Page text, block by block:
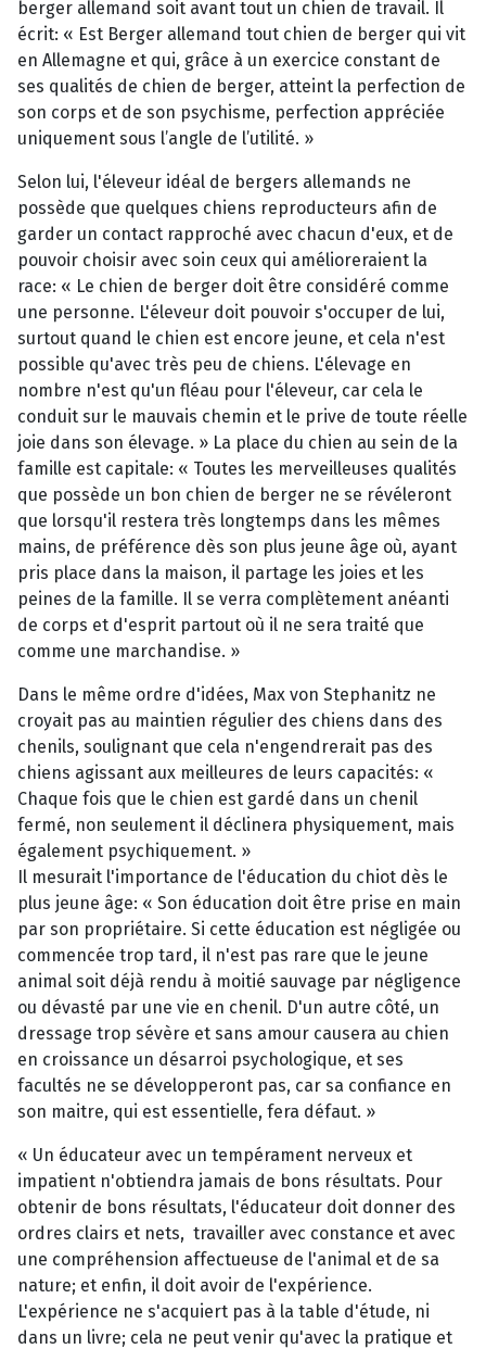
berger allemand soit avant tout un chien de travail. Il
écrit: « Est Berger allemand tout chien de berger qui vit
en Allemagne et qui, grâce à un exercice constant de
ses qualités de chien de berger, atteint la perfection de
son corps et de son psychisme, perfection appréciée
uniquement sous l’angle de l’utilité. »
Selon lui, l'éleveur idéal de bergers allemands ne
possède que quelques chiens reproducteurs afin de
garder un contact rapproché avec chacun d'eux, et de
pouvoir choisir avec soin ceux qui amélioreraient la
race: « Le chien de berger doit être considéré comme
une personne. L'éleveur doit pouvoir s'occuper de lui,
surtout quand le chien est encore jeune, et cela n'est
possible qu'avec très peu de chiens. L'élevage en
nombre n'est qu'un fléau pour l'éleveur, car cela le
conduit sur le mauvais chemin et le prive de toute réelle
joie dans son élevage. » La place du chien au sein de la
famille est capitale: « Toutes les merveilleuses qualités
que possède un bon chien de berger ne se révéleront
que lorsqu'il restera très longtemps dans les mêmes
mains, de préférence dès son plus jeune âge où, ayant
pris place dans la maison, il partage les joies et les
peines de la famille. Il se verra complètement anéanti
de corps et d'esprit partout où il ne sera traité que
comme une marchandise. »
Dans le même ordre d'idées, Max von Stephanitz ne
croyait pas au maintien régulier des chiens dans des
chenils, soulignant que cela n'engendrerait pas des
chiens agissant aux meilleures de leurs capacités: «
Chaque fois que le chien est gardé dans un chenil
fermé, non seulement il déclinera physiquement, mais
également psychiquement. »
Il mesurait l'importance de l'éducation du chiot dès le
plus jeune âge: « Son éducation doit être prise en main
par son propriétaire. Si cette éducation est négligée ou
commencée trop tard, il n'est pas rare que le jeune
animal soit déjà rendu à moitié sauvage par négligence
ou dévasté par une vie en chenil. D'un autre côté, un
dressage trop sévère et sans amour causera au chien
en croissance un désarroi psychologique, et ses
facultés ne se développeront pas, car sa confiance en
son maitre, qui est essentielle, fera défaut. »
« Un éducateur avec un tempérament nerveux et
impatient n'obtiendra jamais de bons résultats. Pour
obtenir de bons résultats, l'éducateur doit donner des
ordres clairs et nets, travailler avec constance et avec
une compréhension affectueuse de l'animal et de sa
nature; et enfin, il doit avoir de l'expérience.
L'expérience ne s'acquiert pas à la table d'étude, ni
dans un livre; cela ne peut venir qu'avec la pratique et